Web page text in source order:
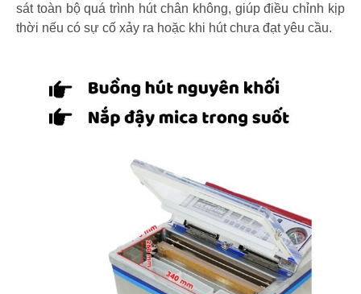
sát toàn bộ quá trình hút chân không, giúp điều chỉnh kịp
thời nếu có sự cố xảy ra hoặc khi hút chưa đạt yêu cầu.